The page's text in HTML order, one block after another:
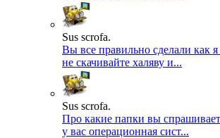
Sus scrofa.
Вы все правильно сделали как
не скачивайте халяву и...
Sus scrofa.
Про какие папки вы
у вас операционная сист...